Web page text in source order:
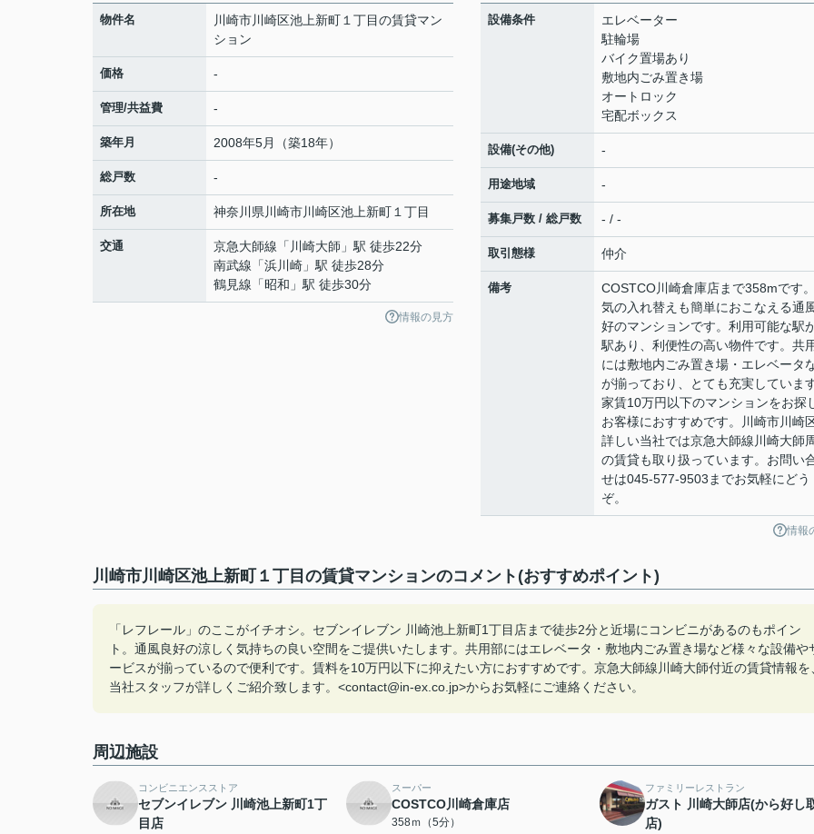
物件名
川崎市川崎区池上新町１丁目の賃貸マン
ション
価格 -
管理/共益費 -
築年月 2008年5月（築18年）
総戸数 -
所在地 神奈川県 川崎市川崎区池上新町 １丁目
交通 京急大師線 「 川崎大師 」駅 徒歩22分
南武線 「浜川崎 」駅 徒歩28分
鶴見線 「昭和 」駅 徒歩30分
情報の見方
設備条件
エレベーター
駐輪場
バイク置場あり
敷地内ごみ置き場
オートロック
宅配ボックス
設備(その他) -
用途地域 -
募集戸数 / 総戸数 - / -
取引態様 仲介
備考
COSTCO川崎倉庫店まで358mです
気の入れ替えも簡単におこなえる通
好のマンションです。利用可能な駅
駅あり、利便性の高い物件です。共
には敷地内ごみ置き場・エレベータ
が揃っており、とても充実していま
家賃10万円以下のマンションをお探
お客様におすすめです。川崎市川崎
詳しい当社では京急大師線川崎大師
の賃貸も取り扱っています。お問い
せは045-577-9503までお気軽にどう
ぞ。
情報
川崎市川崎区池上新町１丁目の賃貸マンションのコメント(おすすめポイント)
「レフレール」のここがイチオシ。セブンイレブン 川崎池上新町1丁目店まで徒歩2分と近場にコンビニがあるのもポイン
ト。通風良好の涼しく気持ちの良い空間をご提供いたします。共用部にはエレベータ・敷地内ごみ置き場など様々な設備や
ービスが揃っているので便利です。賃料を10万円以下に抑えたい方におすすめです。京急大師線川崎大師付近の賃貸情報を
当社スタッフが詳しくご紹介致します。<contact@in-ex.co.jp>からお気軽にご連絡ください。
周辺施設
コンビニエンスストア
セブンイレブン 川崎池上新町1丁
目店
スーパー
COSTCO川崎倉庫店
358ｍ（5分）
ファミリーレストラン
ガスト 川崎大師店(から好し
店)